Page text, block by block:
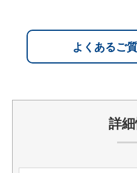
よくあるご
詳